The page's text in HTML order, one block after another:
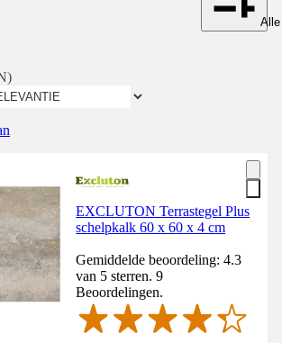
EXCLUTON Terrastegel Plus
schelpkalk 60 x 60 x 4 cm
Gemiddelde beoordeling: 4.3
van 5 sterren. 9
Beoordelingen.